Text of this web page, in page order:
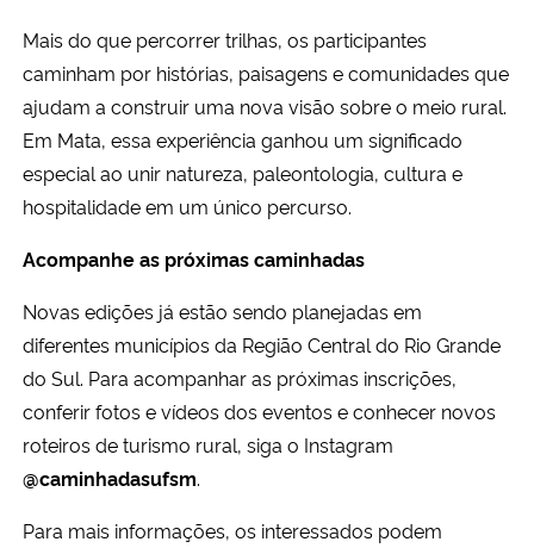
Mais do que percorrer trilhas, os participantes
caminham por histórias, paisagens e comunidades que
ajudam a construir uma nova visão sobre o meio rural.
Em Mata, essa experiência ganhou um significado
especial ao unir natureza, paleontologia, cultura e
hospitalidade em um único percurso.
Acompanhe as próximas caminhadas
Novas edições já estão sendo planejadas em
diferentes municípios da Região Central do Rio Grande
do Sul. Para acompanhar as próximas inscrições,
conferir fotos e vídeos dos eventos e conhecer novos
roteiros de turismo rural, siga o Instagram
@caminhadasufsm.
Para mais informações, os interessados podem